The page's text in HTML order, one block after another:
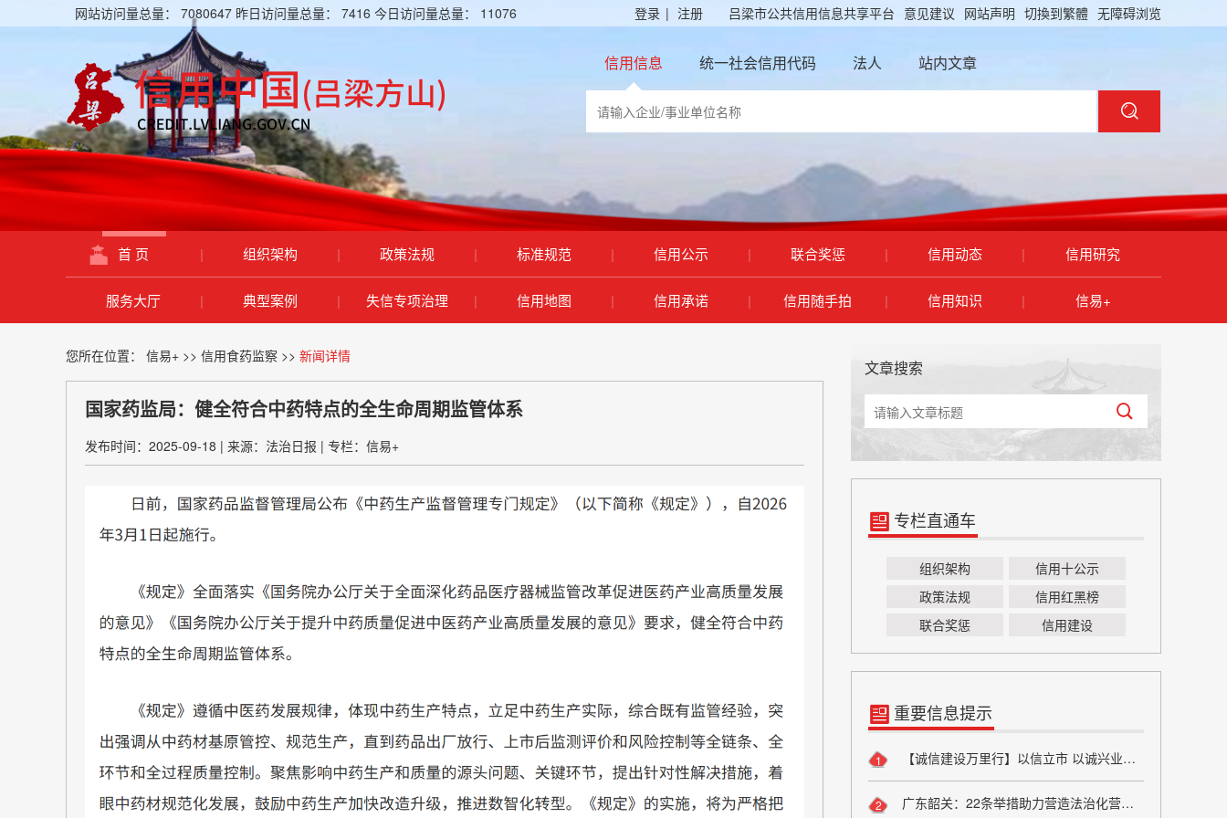
网站访问量总量： 7080647 昨日访问量总量： 7416 今日访问量总量： 11076 无障碍浏览
切換到繁體
网站声明
意见建议
吕梁市公共信用信息共享平台
登录 | 注册
信用信息 统一社会信用代码 法人 站内文章
首 页 | 组织架构 | 政策法规 | 标准规范 | 信用公示 | 联合奖惩 | 信用动态 | 信用研究
服务大厅 | 典型案例 | 失信专项治理 | 信用地图 | 信用承诺 | 信用随手拍 | 信用知识 | 信易+
您所在位置： 信易+ >> 信用食药监察 >> 新闻详情
国家药监局：健全符合中药特点的全生命周期监管体系
发布时间：2025-09-18 | 来源：法治日报 | 专栏：信易+
文章搜索
专栏直通车
组织架构
信用十公示
政策法规
信用红黑榜
联合奖惩
信用建设
重要信息提示
【诚信建设万里行】以信立市 以诚兴业——方山县烟草专卖局诚信宣传
1
广东韶关：22条举措助力营造法治化营商环境
2